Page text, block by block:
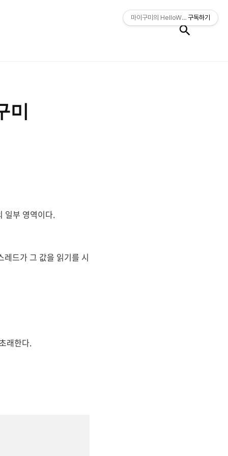
검색
미
일부 영역이다.
드가 그 값을 읽기를 시
래한다.
마이구미의 HelloWorld구독하기